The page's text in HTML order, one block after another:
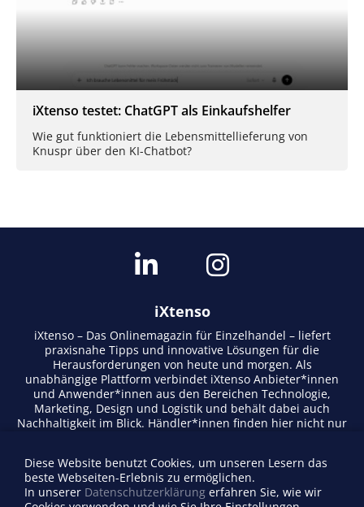
iXtenso testet: ChatGPT als Einkaufshelfer
Wie gut funktioniert die Lebensmittellieferung von
Knuspr über den KI-Chatbot?
iXtenso
iXtenso – Das Onlinemagazin für Einzelhandel – liefert
praxisnahe Tipps und innovative Lösungen für die
Herausforderungen von heute und morgen. Als
unabhängige Plattform verbindet iXtenso Anbieter*innen
und Anwender*innen aus den Bereichen Technologie,
Marketing, Design und Logistik und behält dabei auch
Nachhaltigkeit im Blick. Händler*innen finden hier nicht nur
lebendigen Schreibstil und relevantem Content fördert das
Magazin den Austausch innerhalb der Retail-Community.
Ob digitale Trends oder praktische Alltagstipps – iXtenso
Diese Website benutzt Cookies, um unseren Lesern das
beste Webseiten-Erlebnis zu ermöglichen.
In unserer Datenschutzerklärung erfahren Sie, wie wir